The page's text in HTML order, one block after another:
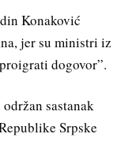
Konaković
jer su ministri iz
dogovor”.
sastanak
Srpske